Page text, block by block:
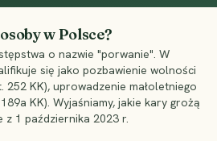
w Polsce?
o nazwie "porwanie". W
się jako pozbawienie wolności
252 KK), uprowadzenie małoletniego
KK). Wyjaśniamy, jakie kary grożą
z 1 października 2023 r.